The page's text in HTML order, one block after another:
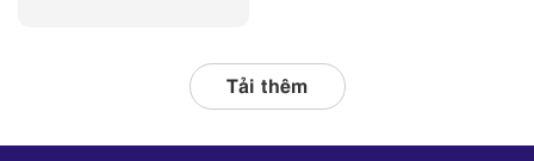
liên quan, tập
trung kiểm tra
Tải thêm